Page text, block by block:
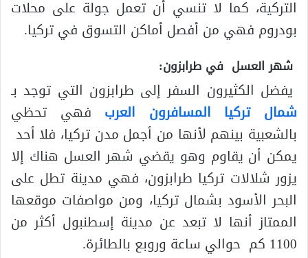
التركية، كما لا تنسي أن تعمل جولة على محلات
بودروم فهي من أفصل أماكن التسوق في تركيا.
شهر العسل في طرابزون:
يفضل الكثيرون السفر إلى طرابزون التي توجد بـ
شمال تركيا المسافرون العرب فهي تحظي
بالشعبية بينهم لأنها من أجمل مدن تركيا، فلا أحد
يمكن أن يقاوم وهو يقضي شهر العسل هناك إلا
يزور شلالات تركيا طرابزون، فهي مدينة تطل على
البحر الأسود بشمال تركيا، ومن مواصفات موقعها
الممتاز أنها لا تبعد عن مدينة إسطنبول أكثر من
1100 كم حوالي ساعة وروبع بالطائرة.